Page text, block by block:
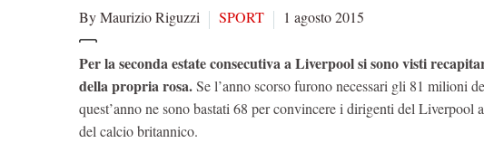
By Maurizio Riguzzi SPORT 1 agosto 2015
Per la seconda estate consecutiva a Liverpool si sono visti
della propria rosa.Se l’anno scorso furono necessari gli 81 milioni
quest’anno ne sono bastati 68 per convincere i dirigenti del Liverpool
del calcio britannico.